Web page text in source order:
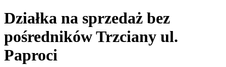
Działka na sprzedaż bez
pośrednikówTrzciany ul.
Paproci